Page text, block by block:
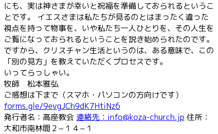
にも、実は神さまが幸いと祝福を準備しておられるというこ
とです。 イエスさまは私たちが見るのとはまったく違った
視点を持って物事を、いや私たち一人ひとりを、その人生を
ご覧になっておられるということを説き始められたのです。
ですから、クリスチャン生活というのは、ある意味で、この
「別の見方」を教えていただくプロセスです。
いってらっしゃい。
牧師 松本雅弘
ご感想は下まで（スマホ・パソコンの方向けです）
forms.gle/9evgJCh9dK7HtiNz6
発行者名：高座教会 連絡先：info@koza-church.jp 住所：
大和市南林間２−１４−１